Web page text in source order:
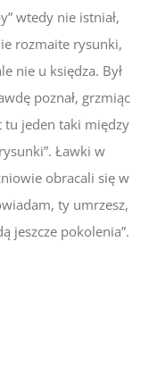
wtedy nie istniał,
rozmaite rysunki,
nie u księdza. Był
poznał, grzmiąc
tu jeden taki między
Ławki w
obracali się w
ty umrzesz,
jeszcze pokolenia”.